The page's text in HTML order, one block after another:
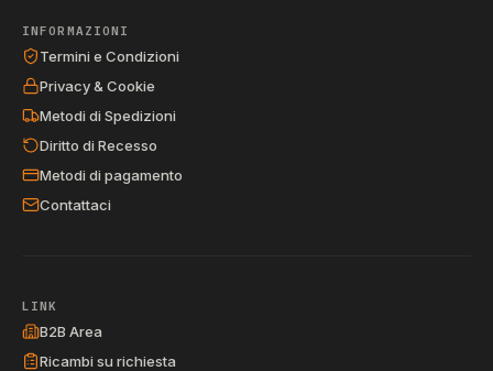
INFORMAZIONI
Termini e Condizioni
Privacy & Cookie
Metodi di Spedizioni
Diritto di Recesso
Metodi di pagamento
Contattaci
LINK
B2B Area
Ricambi su richiesta